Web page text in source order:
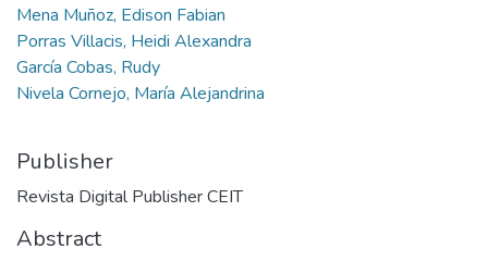
Mena Muñoz, Edison Fabian
Porras Villacis, Heidi Alexandra
García Cobas, Rudy
Nivela Cornejo, María Alejandrina
Publisher
Revista Digital Publisher CEIT
Abstract